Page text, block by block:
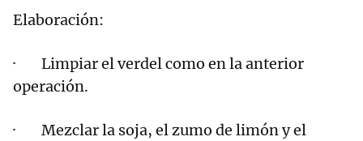
Elaboración:
· Limpiar el verdel como en la anterior
operación.
· Mezclar la soja, el zumo de limón y el